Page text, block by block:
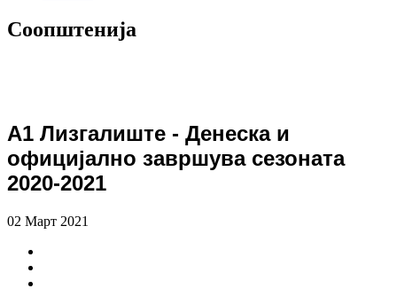
Соопштенија
А1 Лизгалиште - Денеска и
официјално завршува сезоната
2020-2021
02 Март 2021